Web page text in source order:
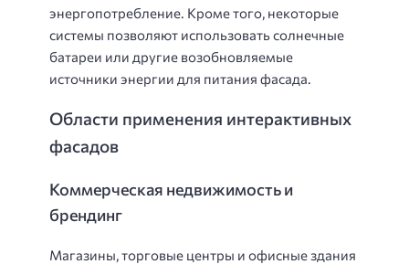
энергопотребление. Кроме того, некоторые
системы позволяют использовать солнечные
батареи или другие возобновляемые
источники энергии для питания фасада.
Области применения интерактивных
фасадов
Коммерческая недвижимость и
брендинг
Магазины, торговые центры и офисные здания